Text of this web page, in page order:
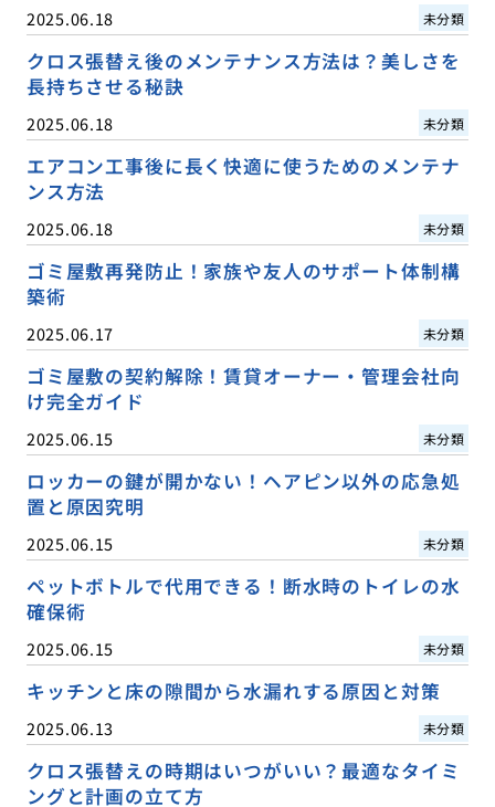
2025.06.18 未分類
クロス張替え後のメンテナンス方法は？美しさを
長持ちさせる秘訣
2025.06.18 未分類
エアコン工事後に長く快適に使うためのメンテナ
ンス方法
2025.06.18 未分類
ゴミ屋敷再発防止！家族や友人のサポート体制構
築術
2025.06.17 未分類
ゴミ屋敷の契約解除！賃貸オーナー・管理会社向
け完全ガイド
2025.06.15 未分類
ロッカーの鍵が開かない！ヘアピン以外の応急処
置と原因究明
2025.06.15 未分類
ペットボトルで代用できる！断水時のトイレの水
確保術
2025.06.15 未分類
キッチンと床の隙間から水漏れする原因と対策
2025.06.13 未分類
クロス張替えの時期はいつがいい？最適なタイミ
ングと計画の立て方